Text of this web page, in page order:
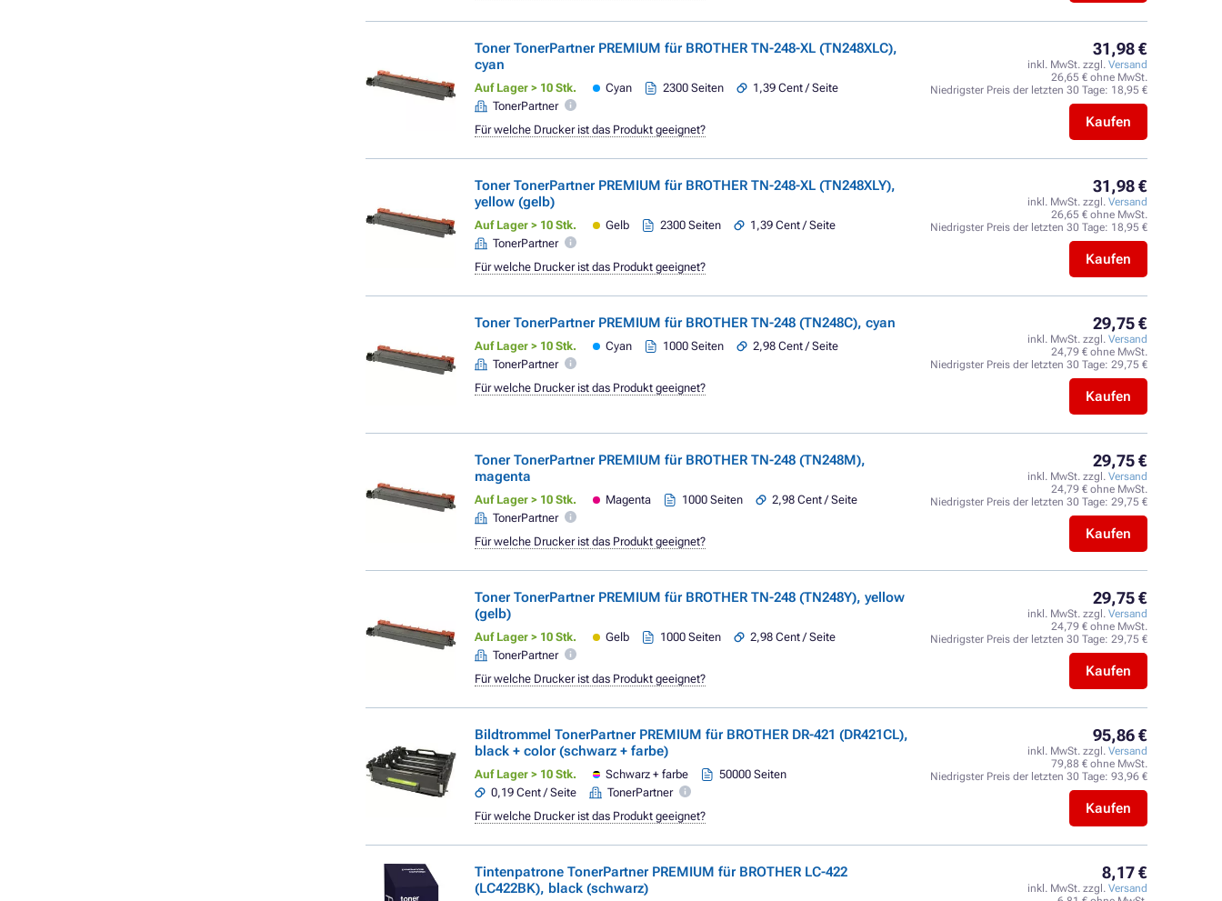
Toner TonerPartner PREMIUM für BROTHER TN-248-XL (TN248XLC),
cyan
Auf Lager > 10 Stk. Cyan 2300 Seiten
1,39 Cent / Seite
TonerPartner
31,98 €
inkl. MwSt. zzgl. Versand
26,65 € ohne MwSt.
Niedrigster Preis der letzten 30 Tage: 18,95 €
Kaufen
Für welche Drucker ist das Produkt geeignet?
Toner TonerPartner PREMIUM für BROTHER TN-248-XL (TN248XLY),
yellow (gelb)
Auf Lager > 10 Stk. Gelb 2300 Seiten
1,39 Cent / Seite
TonerPartner
31,98 €
inkl. MwSt. zzgl. Versand
26,65 € ohne MwSt.
Niedrigster Preis der letzten 30 Tage: 18,95 €
Kaufen
Für welche Drucker ist das Produkt geeignet?
Toner TonerPartner PREMIUM für BROTHER TN-248 (TN248C), cyan
Auf Lager > 10 Stk. Cyan 1000 Seiten
2,98 Cent / Seite
TonerPartner
29,75 €
inkl. MwSt. zzgl. Versand
24,79 € ohne MwSt.
Niedrigster Preis der letzten 30 Tage: 29,75 €
Kaufen
Für welche Drucker ist das Produkt geeignet?
Toner TonerPartner PREMIUM für BROTHER TN-248 (TN248M),
magenta
Auf Lager > 10 Stk. Magenta 1000 Seiten
2,98 Cent / Seite
TonerPartner
29,75 €
inkl. MwSt. zzgl. Versand
24,79 € ohne MwSt.
Niedrigster Preis der letzten 30 Tage: 29,75 €
Kaufen
Für welche Drucker ist das Produkt geeignet?
Toner TonerPartner PREMIUM für BROTHER TN-248 (TN248Y), yellow
(gelb)
Auf Lager > 10 Stk. Gelb 1000 Seiten
2,98 Cent / Seite
TonerPartner
29,75 €
inkl. MwSt. zzgl. Versand
24,79 € ohne MwSt.
Niedrigster Preis der letzten 30 Tage: 29,75 €
Kaufen
Für welche Drucker ist das Produkt geeignet?
Bildtrommel TonerPartner PREMIUM für BROTHER DR-421 (DR421CL),
black + color (schwarz + farbe)
Auf Lager > 10 Stk. Schwarz + farbe
50000 Seiten
0,19 Cent / Seite
TonerPartner
95,86 €
inkl. MwSt. zzgl. Versand
79,88 € ohne MwSt.
Niedrigster Preis der letzten 30 Tage: 93,96 €
Kaufen
Für welche Drucker ist das Produkt geeignet?
Tintenpatrone TonerPartner PREMIUM für BROTHER LC-422
(LC422BK), black (schwarz)
8,17 €
inkl. MwSt. zzgl. Versand